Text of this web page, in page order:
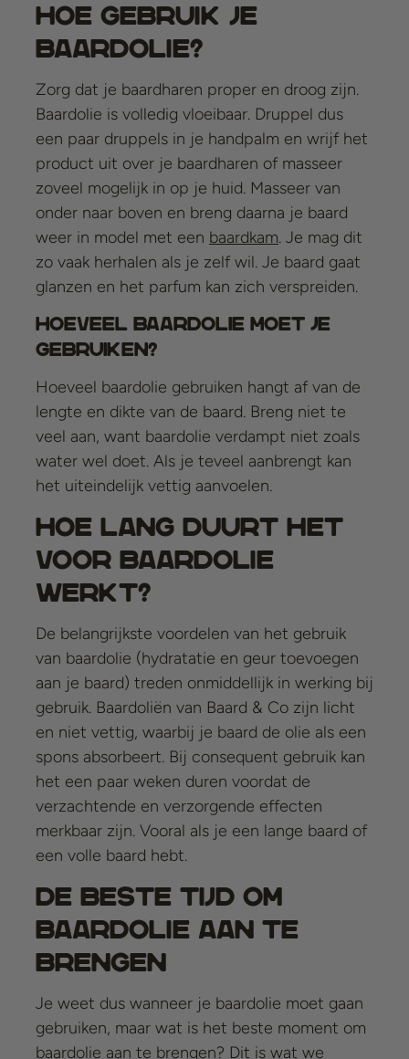
Hoe gebruik je
baardolie?
Zorg dat je baardharen proper en droog zijn.
Baardolie is volledig vloeibaar. Druppel dus
een paar druppels in je handpalm en wrijf het
product uit over je baardharen of masseer
zoveel mogelijk in op je huid. Masseer van
onder naar boven en breng daarna je baard
weer in model met een baardkam. Je mag dit
zo vaak herhalen als je zelf wil. Je baard gaat
glanzen en het parfum kan zich verspreiden.
Hoeveel baardolie moet je
gebruiken?
Hoeveel baardolie gebruiken hangt af van de
lengte en dikte van de baard. Breng niet te
veel aan, want baardolie verdampt niet zoals
water wel doet. Als je teveel aanbrengt kan
het uiteindelijk vettig aanvoelen.
Hoe lang duurt het
voor baardolie
werkt?
De belangrijkste voordelen van het gebruik
van baardolie (hydratatie en geur toevoegen
aan je baard) treden onmiddellijk in werking bij
gebruik. Baardoliën van Baard & Co zijn licht
en niet vettig, waarbij je baard de olie als een
spons absorbeert. Bij consequent gebruik kan
het een paar weken duren voordat de
verzachtende en verzorgende effecten
merkbaar zijn. Vooral als je een lange baard of
een volle baard hebt.
De beste tijd om
baardolie aan te
brengen
Je weet dus wanneer je baardolie moet gaan
gebruiken, maar wat is het beste moment om
baardolie aan te brengen? Dit is wat we